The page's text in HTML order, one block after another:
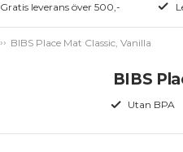
Gratis leverans över 500,-
BIBS Place Mat Classic, Vanilla
BIBS
Utan BPA